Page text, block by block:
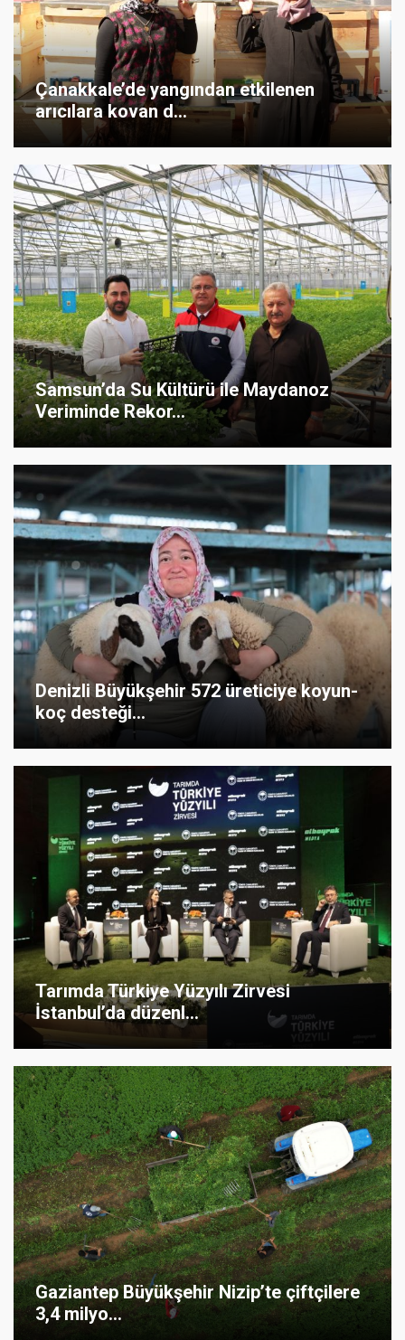
Çanakkale’de yangından etkilenen
arıcılara kovan d...
Samsun’da Su Kültürü ile Maydanoz
Veriminde Rekor...
Denizli Büyükşehir 572 üreticiye koyun-
koç desteği...
Tarımda Türkiye Yüzyılı Zirvesi
İstanbul’da düzenl...
Gaziantep Büyükşehir Nizip’te çiftçilere
3,4 milyo...